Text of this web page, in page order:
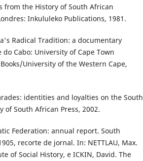
from the History of South African
Inkululeko Publications, 1981.
Radical Tradition: a documentary
Cabo: University of Cape Town
University of the Western Cape,
identities and loyalties on the South
of South African Press, 2002.
Federation: annual report. South
recorte de jornal. In: NETTLAU, Max.
of Social History, e ICKIN, David. The